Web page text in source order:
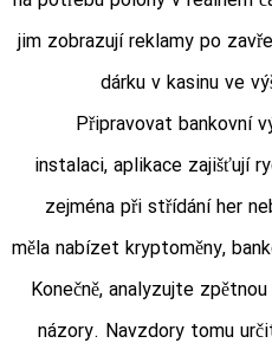
jim zobrazují reklamy po
dárku v kasinu ve
Připravovat bankovní
instalaci, aplikace zajišťují
zejména při střídání her
měla nabízet kryptoměny,
Konečně, analyzujte
názory. Navzdory tomu